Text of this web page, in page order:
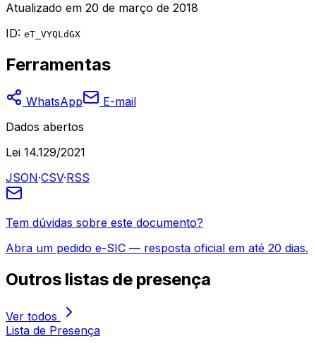
Atualizado em 20 de março de 2018
ID: eT_VYQLdGX
Ferramentas
WhatsApp
E-mail
Dados abertos
Lei 14.129/2021
JSON·CSV·RSS
Tem dúvidas sobre este documento?
Abra um pedido e-SIC — resposta oficial em até 20 dias.
Outros listas de presença
Ver todos
Lista de Presença